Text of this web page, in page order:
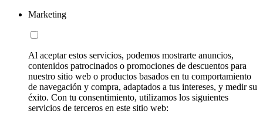
Marketing
Al aceptar estos servicios, podemos mostrarte anuncios,
contenidos patrocinados o promociones de descuentos para
nuestro sitio web o productos basados en tu comportamiento
de navegación y compra, adaptados a tus intereses, y medir su
éxito. Con tu consentimiento, utilizamos los siguientes
servicios de terceros en este sitio web: